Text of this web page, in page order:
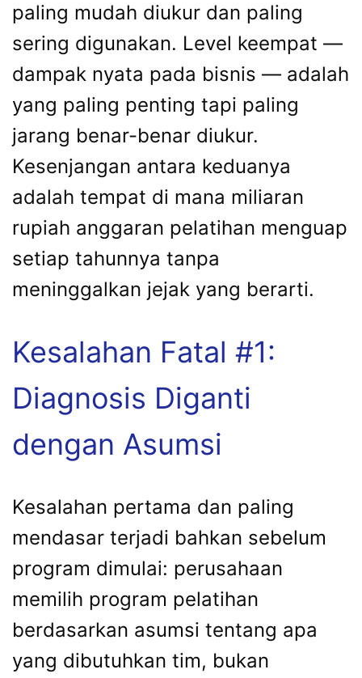
paling mudah diukur dan paling
sering digunakan. Level keempat —
dampak nyata pada bisnis — adalah
yang paling penting tapi paling
jarang benar-benar diukur.
Kesenjangan antara keduanya
adalah tempat di mana miliaran
rupiah anggaran pelatihan menguap
setiap tahunnya tanpa
meninggalkan jejak yang berarti.
Kesalahan Fatal #1:
Diagnosis Diganti
dengan Asumsi
Kesalahan pertama dan paling
mendasar terjadi bahkan sebelum
program dimulai: perusahaan
memilih program pelatihan
berdasarkan asumsi tentang apa
yang dibutuhkan tim, bukan